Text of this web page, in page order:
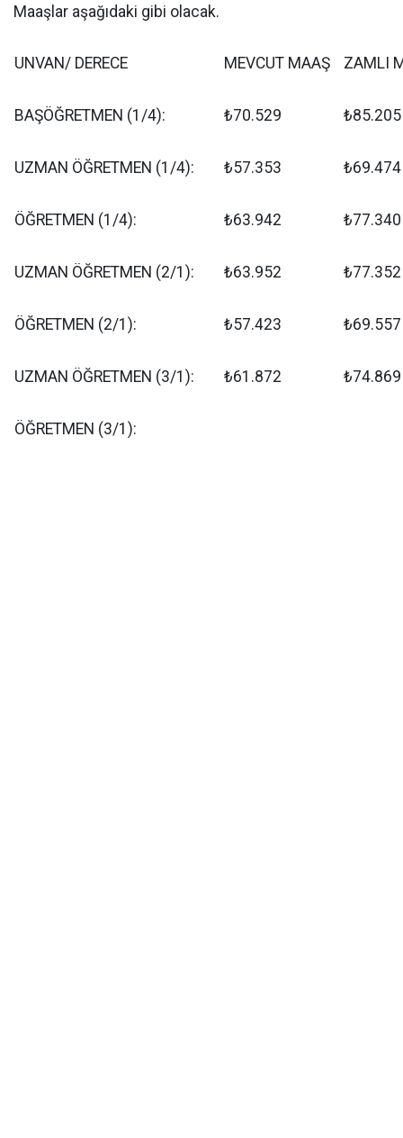
Maaşlar aşağıdaki gibi olacak.
UNVAN/ DERECE MEVCUT MAAŞ ZAMLI
BAŞÖĞRETMEN (1/4): ₺70.529 ₺85.205
UZMAN ÖĞRETMEN (1/4): ₺57.353 ₺69.474
ÖĞRETMEN (1/4): ₺63.942 ₺77.340
UZMAN ÖĞRETMEN (2/1): ₺63.952 ₺77.352
ÖĞRETMEN (2/1): ₺57.423 ₺69.557
UZMAN ÖĞRETMEN (3/1): ₺61.872 ₺74.869
ÖĞRETMEN (3/1):